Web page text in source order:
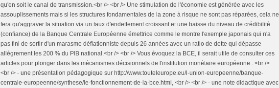
qu'en soit le canal de transmission.<br /> <br /> Une stimulation de l'économie est générée avec les
assouplissements mais si les structures fondamentales de la zone à risque ne sont pas réparées, cela ne
fera qu'aggraver la situation via un taux d'endettement croissant et une baisse du niveau de crédibilité
(confiance) de la Banque Centrale Européenne émettrice comme le montre l'exemple japonais qui n'a
pas fini de sortir d'un marasme déflationniste depuis 26 années avec un ratio de dette qui dépasse
allègrement les 200 % du PIB national.<br /> <br /> Vous évoquez la BCE, il serait utile de consulter ces
articles pour plonger dans les mécanismes décisionnels de l'institution monétaire européenne : <br />
<br /> - une présentation pédagogique sur http://www.touteleurope.eu/l-union-europeenne/banque-
centrale-europeenne/synthese/le-fonctionnement-de-la-bce.html, <br /> <br /> - une note didactique avec